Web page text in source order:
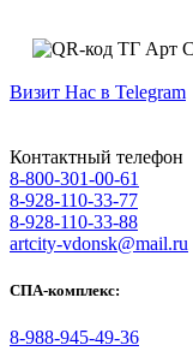
Визит Нас в Telegram
Контактный телефон
8-800-301-00-61
8-928-110-33-77
8-928-110-33-88
artcity-vdonsk@mail.ru
СПА-комплекс:
8-988-945-49-36